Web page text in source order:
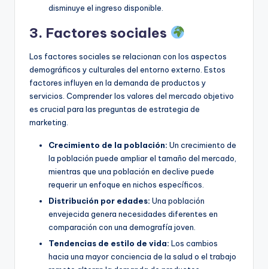
disminuye el ingreso disponible.
3. Factores sociales
Los factores sociales se relacionan con los aspectos
demográficos y culturales del entorno externo. Estos
factores influyen en la demanda de productos y
servicios. Comprender los valores del mercado objetivo
es crucial para las preguntas de estrategia de
marketing.
Crecimiento de la población: Un crecimiento de
la población puede ampliar el tamaño del mercado,
mientras que una población en declive puede
requerir un enfoque en nichos específicos.
Distribución por edades: Una población
envejecida genera necesidades diferentes en
comparación con una demografía joven.
Tendencias de estilo de vida: Los cambios
hacia una mayor conciencia de la salud o el trabajo